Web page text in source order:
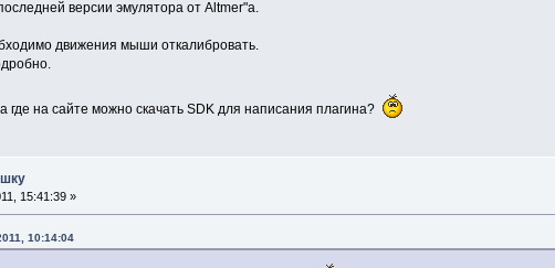
версии эмулятора от Altmer"а.
движения мыши откалибровать.
где на сайте можно скачать SDK для написания плагина?
15:41:39 »
10:14:04